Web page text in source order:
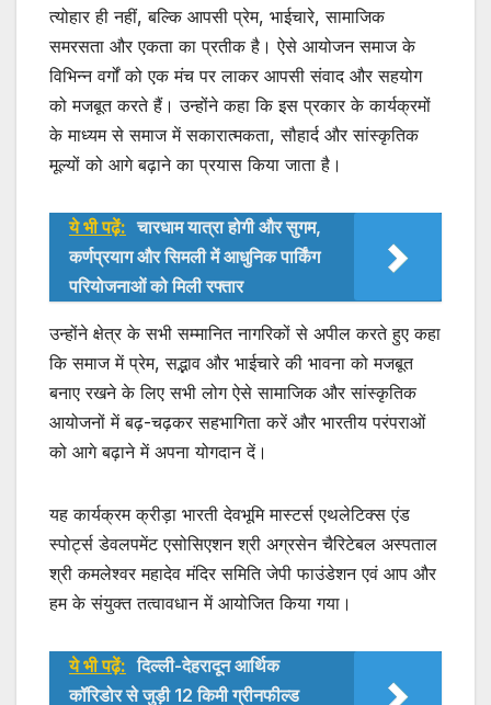
त्योहार ही नहीं, बल्कि आपसी प्रेम, भाईचारे, सामाजिक
समरसता और एकता का प्रतीक है। ऐसे आयोजन समाज के
विभिन्न वर्गों को एक मंच पर लाकर आपसी संवाद और सहयोग
को मजबूत करते हैं। उन्होंने कहा कि इस प्रकार के कार्यक्रमों
के माध्यम से समाज में सकारात्मकता, सौहार्द और सांस्कृतिक
मूल्यों को आगे बढ़ाने का प्रयास किया जाता है।
ये भी पढ़ें: चारधाम यात्रा होगी और सुगम,
कर्णप्रयाग और सिमली में आधुनिक पार्किंग
परियोजनाओं को मिली रफ्तार
उन्होंने क्षेत्र के सभी सम्मानित नागरिकों से अपील करते हुए कहा
कि समाज में प्रेम, सद्भाव और भाईचारे की भावना को मजबूत
बनाए रखने के लिए सभी लोग ऐसे सामाजिक और सांस्कृतिक
आयोजनों में बढ़-चढ़कर सहभागिता करें और भारतीय परंपराओं
को आगे बढ़ाने में अपना योगदान दें।
यह कार्यक्रम क्रीड़ा भारती देवभूमि मास्टर्स एथलेटिक्स एंड
स्पोर्ट्स डेवलपमेंट एसोसिएशन श्री अग्रसेन चैरिटेबल अस्पताल
श्री कमलेश्वर महादेव मंदिर समिति जेपी फाउंडेशन एवं आप और
हम के संयुक्त तत्वावधान में आयोजित किया गया।
ये भी पढ़ें: दिल्ली-देहरादून आर्थिक
कॉरिडोर से जुड़ी 12 किमी ग्रीनफील्ड